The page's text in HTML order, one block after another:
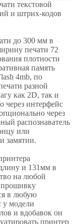
текстовой
и штрих-кодов
до 300 мм в
печати 72
плотности
память
4mb, по
разной
как 2D, так и
через интерфейс
через
распознаватель
или
замятии.
и 131мм в
на любой
прошивку
в любую
у модели
и вдобавок он
принтер